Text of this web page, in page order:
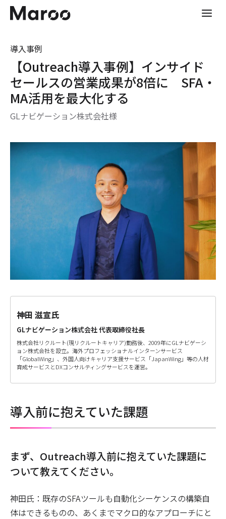
導入事例
【Outreach導入事例】インサイド
セールスの営業成果が8倍に SFA・
MA活用を最大化する
GLナビゲーション株式会社様
神田 滋宣氏
GLナビゲーション株式会社 代表取締役社長
株式会社リクルート(現リクルートキャリア)勤務後、2009年にGLナビゲーシ
ョン株式会社を設立。海外プロフェッショナルインターンサービス
「GlobalWing」、外国人向けキャリア支援サービス「JapanWing」等の人材
育成サービスとDXコンサルティングサービスを運営。
導入前に抱えていた課題
――まず、Outreach導入前に抱えていた課題に
ついて教えてください。
神田氏：既存のSFAツールも自動化シーケンスの構築自
体はできるものの、あくまでマクロ的なアプローチにと